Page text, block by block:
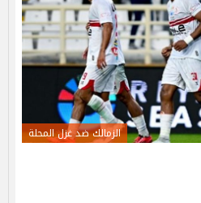
الزمالك ضد غزل المحلة